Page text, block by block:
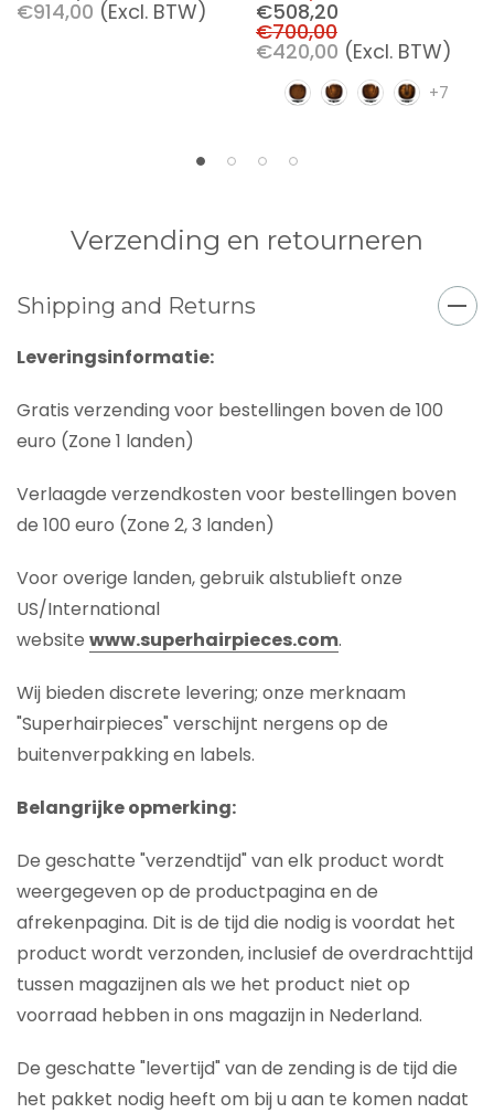
€914,00 (Excl. BTW)
Kanten Pruik #5
€508,20
€700,00
€420,00 (Excl. BTW)
+7
Verzending en retourneren
Shipping and Returns
Leveringsinformatie:
Gratis verzending voor bestellingen boven de 100
euro (Zone 1 landen)
Verlaagde verzendkosten voor bestellingen boven
de 100 euro (Zone 2, 3 landen)
Voor overige landen, gebruik alstublieft onze
US/International
website www.superhairpieces.com.
Wij bieden discrete levering; onze merknaam
"Superhairpieces" verschijnt nergens op de
buitenverpakking en labels.
Belangrijke opmerking:
De geschatte "verzendtijd" van elk product wordt
weergegeven op de productpagina en de
afrekenpagina. Dit is de tijd die nodig is voordat het
product wordt verzonden, inclusief de overdrachttijd
tussen magazijnen als we het product niet op
voorraad hebben in ons magazijn in Nederland.
De geschatte "levertijd" van de zending is de tijd die
het pakket nodig heeft om bij u aan te komen nadat